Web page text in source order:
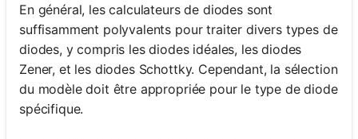
En général, les calculateurs de diodes sont
suffisamment polyvalents pour traiter divers types de
diodes, y compris les diodes idéales, les diodes
Zener, et les diodes Schottky. Cependant, la sélection
du modèle doit être appropriée pour le type de diode
spécifique.